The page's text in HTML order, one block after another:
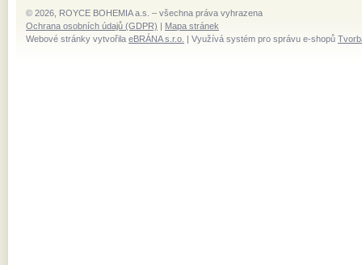
© 2026, ROYCE BOHEMIA a.s. – všechna práva vyhrazena
Ochrana osobních údajů (GDPR) | Mapa stránek
Webové stránky vytvořila eBRÁNA s.r.o. | Využívá systém pro správu e-shopů